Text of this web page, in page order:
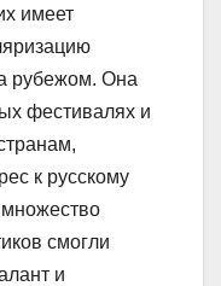
имеет
рубежом. Она
фестивалях и
к русскому
множество
смогли
и